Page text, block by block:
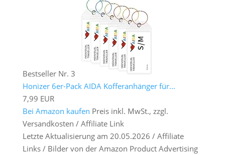
Bestseller Nr. 3
Honizer 6er-Pack AIDA Kofferanhänger für...
7,99 EUR
Bei Amazon kaufen Preis inkl. MwSt., zzgl.
Versandkosten / Affiliate Link
Letzte Aktualisierung am 20.05.2026 / Affiliate
Links / Bilder von der Amazon Product Advertising